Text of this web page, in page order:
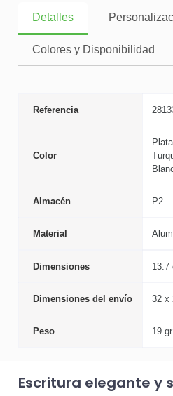
Detalles
Colores y Disponibilidad
Referencia
Color
Almacén P2
Material
Dimensiones 13.7
Dimensiones del envío 32 x
Peso 19 gr
Escritura elegante y